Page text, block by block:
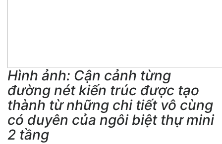
Hình ảnh: Cận cảnh từng
đường nét kiến trúc được tạo
thành từ những chi tiết vô cùng
có duyên của ngôi biệt thự mini
2 tầng